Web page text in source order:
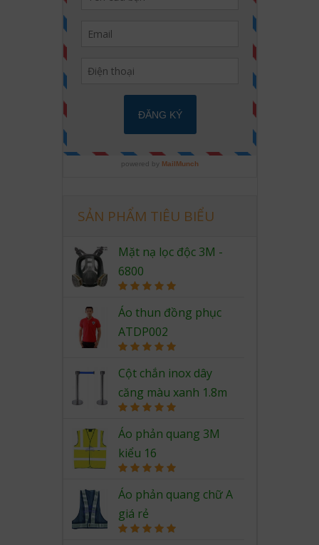
SẢN PHẨM TIÊU BIỂU
Mặt nạ lọc độc 3M -
6800
out of 5
Áo thun đồng phục
ATDP002
out of 5
Cột chắn inox dây
căng màu xanh 1.8m
out of 5
Áo phản quang 3M
kiểu 16
out of 5
Áo phản quang chữ A
giá rẻ